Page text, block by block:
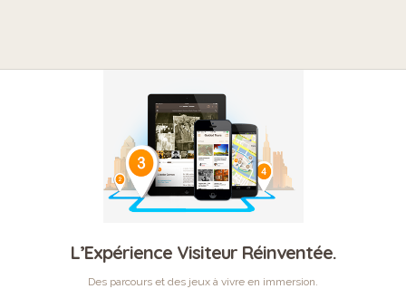
L’Expérience Visiteur Réinventée.
Des parcours et des jeux à vivre en immersion.